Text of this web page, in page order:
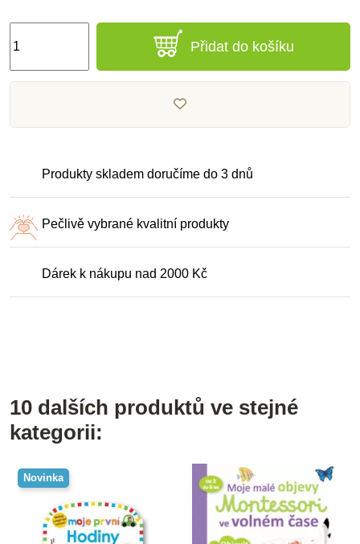
Přidat do košíku
Produkty skladem doručíme do 3 dnů
Pečlivě vybrané kvalitní produkty
Dárek k nákupu nad 2000 Kč
10 dalších produktů ve stejné
kategorii:
Novinka